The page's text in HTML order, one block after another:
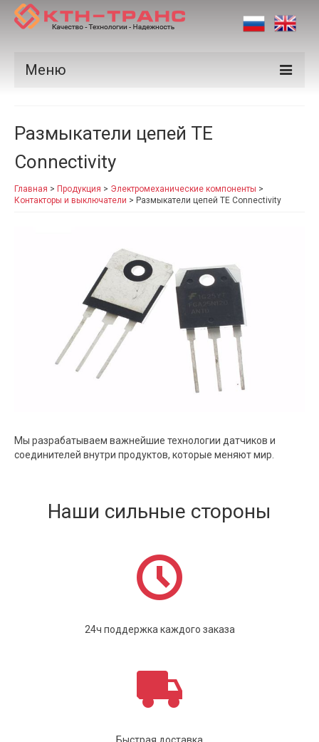
Меню
Производители
Рынки
Сертификаты
Размыкатели цепей TE
Connectivity
Главная > Продукция > Электромеханические компоненты >
Контакторы и выключатели > Размыкатели цепей TE Connectivity
Мы разрабатываем важнейшие технологии датчиков и
соединителей внутри продуктов, которые меняют мир.
Наши сильные стороны
24ч поддержка каждого заказа